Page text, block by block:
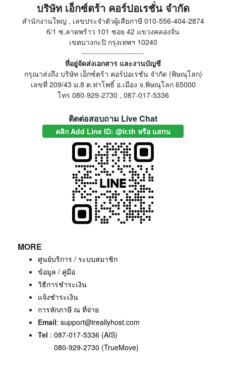
บริษัท เอ็กซ์ตร้า คอร์ปอเรชั่น จำกัด
สำนักงานใหญ่ , เลขประจำตัวผู้เสียภาษี 010-556-404-2874
6/1 ซ.ลาดพร้าว 101 ซอย 42 แขวงคลองจั่น
เขตบางกะปิ กรุงเทพฯ 10240
-------------------------
ที่อยู่จัดส่งเอกสาร และงานบัญชี
กรุณาส่งถึง บริษัท เอ็กซ์ตร้า คอร์ปอเรชั่น จำกัด (พิษณุโลก)
เลขที่ 209/43 ม.8 ต.ท่าโพธิ์ อ.เมือง จ.พิษณุโลก 65000
โทร 080-929-2730 , 087-017-5336
ติดต่อสอบถาม Live Chat
คลิก Add Line ID: @ir.th หรือ แสกน
MORE
ศูนย์บริการ / ระบบสมาชิก
ข้อมูล / คู่มือ
วิธีการชำระเงิน
แจ้งชำระเงิน
การหักภาษี ณ ที่จ่าย
Email: support@ireallyhost.com
Tel : 087-017-5336 (AIS)
080-929-2730 (TrueMove)